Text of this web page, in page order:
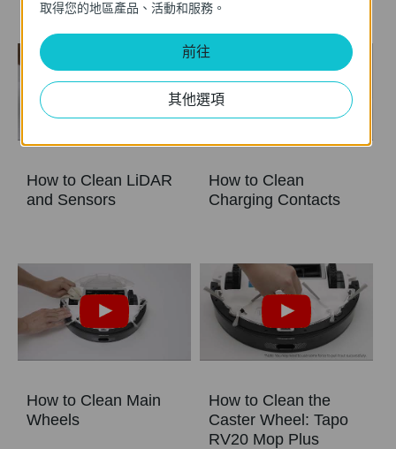
How to Clean LiDAR
and Sensors
How to Clean
Charging Contacts
How to Clean Main
Wheels
How to Clean the
Caster Wheel: Tapo
RV20 Mop Plus
取得您的地區產品、活動和服務。
前往
其他選項